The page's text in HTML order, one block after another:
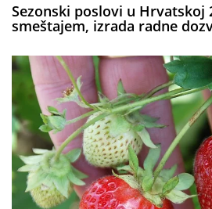
Sezonski poslovi u Hrvatskoj
smeštajem, izrada radne